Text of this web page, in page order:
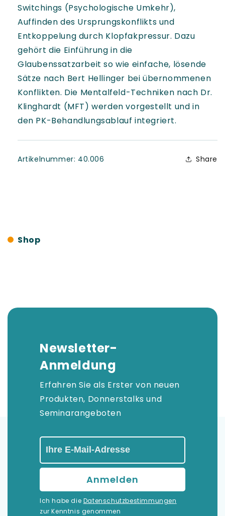
Switchings (Psychologische Umkehr),
Auffinden des Ursprungskonflikts und
Entkoppelung durch Klopfakpressur. Dazu
gehört die Einführung in die
Glaubenssatzarbeit so wie einfache, lösende
Sätze nach Bert Hellinger bei übernommenen
Konflikten. Die Mentalfeld-Techniken nach Dr.
Klinghardt (MFT) werden vorgestellt und in
den PK-Behandlungsablauf integriert.
Artikelnummer: SKU:
40.006 Share
Shop
Newsletter-
Anmeldung
Erfahren Sie als Erster von neuen
Produkten, Donnerstalks und
Seminarangeboten
Ich habe die Datenschutzbestimmungen
zur Kenntnis genommen